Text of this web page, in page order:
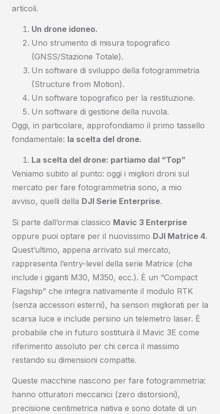
articoli.
Un drone idoneo.
Uno strumento di misura topografico
(GNSS/Stazione Totale).
Un software di sviluppo della fotogrammetria
(Structure from Motion).
Un software topografico per la restituzione.
Un software di gestione della nuvola.
Oggi, in particolare, approfondiamo il primo tassello
fondamentale: la scelta del drone.
La scelta del drone: partiamo dal “Top”
Veniamo subito al punto: oggi i migliori droni sul
mercato per fare fotogrammetria sono, a mio
avviso, quelli della DJI Serie Enterprise.
Si parte dall’ormai classico Mavic 3 Enterprise
oppure puoi optare per il nuovissimo DJI Matrice 4.
Quest’ultimo, appena arrivato sul mercato,
rappresenta l’entry-level della serie Matrice (che
include i giganti M30, M350, ecc.). È un “Compact
Flagship” che integra nativamente il modulo RTK
(senza accessori esterni), ha sensori migliorati per la
scarsa luce e include persino un telemetro laser. È
probabile che in futuro sostituirà il Mavic 3E come
riferimento assoluto per chi cerca il massimo
restando su dimensioni compatte.
Queste macchine nascono per fare fotogrammetria:
hanno otturatori meccanici (zero distorsioni),
precisione centimetrica nativa e sono dotate di un